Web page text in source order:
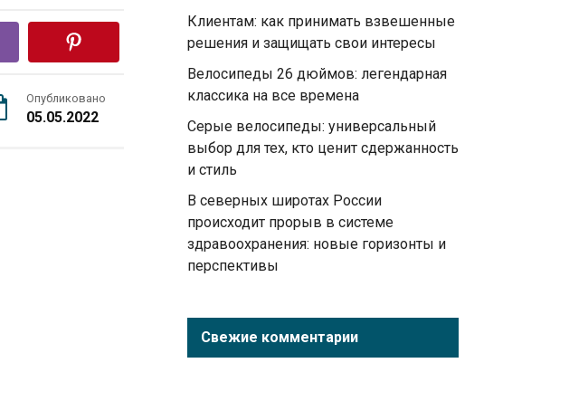
Опубликовано
05.05.2022
Клиентам: как принимать взвешенные
решения и защищать свои интересы
Велосипеды 26 дюймов: легендарная
классика на все времена
Серые велосипеды: универсальный
выбор для тех, кто ценит сдержанность
и стиль
В северных широтах России
происходит прорыв в системе
здравоохранения: новые горизонты и
перспективы
Свежие комментарии